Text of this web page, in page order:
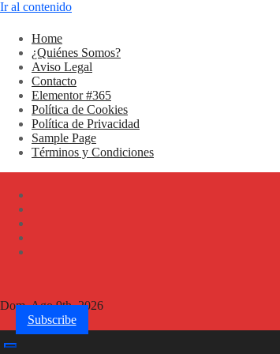
Ir al contenido
Home
¿Quiénes Somos?
Aviso Legal
Contacto
Elementor #365
Política de Cookies
Política de Privacidad
Sample Page
Términos y Condiciones
Dom. Ago 9th, 2026
Subscribe